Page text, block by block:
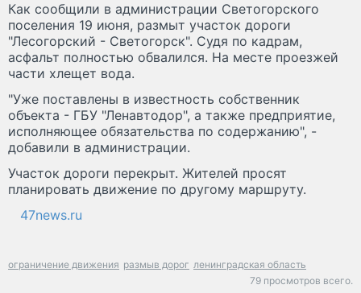
Как сообщили в администрации Светогорского
поселения 19 июня, размыт участок дороги
"Лесогорский - Светогорск". Судя по кадрам,
асфальт полностью обвалился. На месте проезжей
части хлещет вода.
"Уже поставлены в известность собственник
объекта - ГБУ "Ленавтодор", а также предприятие,
исполняющее обязательства по содержанию", -
добавили в администрации.
Участок дороги перекрыт. Жителей просят
планировать движение по другому маршруту.
47news.ru
ограничение движения размыв дорог ленинградская область
79 просмотров всего.